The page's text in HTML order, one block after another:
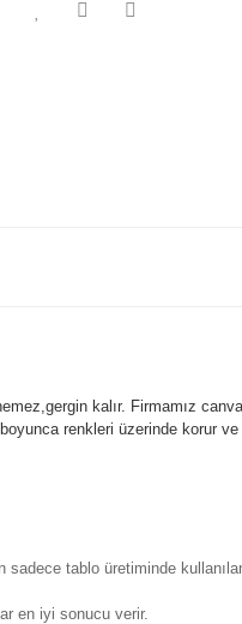
kalır. Firmamız
renkleri üzerinde korur
tablo üretiminde
en iyi sonucu verir.